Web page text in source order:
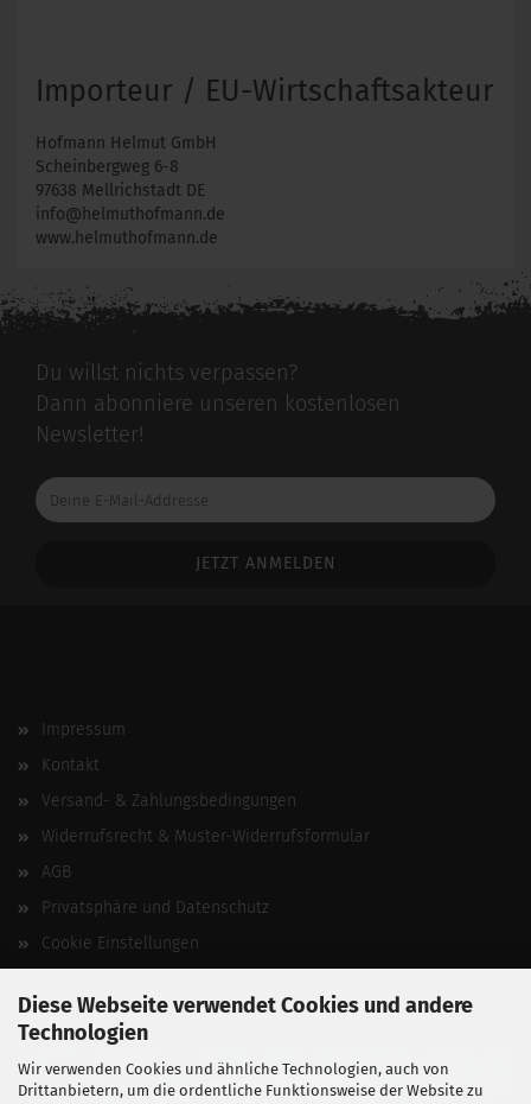
Diese Webseite verwendet Cookies und andere
Technologien
Wir verwenden Cookies und ähnliche Technologien, auch von
Drittanbietern, um die ordentliche Funktionsweise der Website zu
Importeur / EU-Wirtschaftsakteur
Hofmann Helmut GmbH
Scheinbergweg 6-8
97638 Mellrichstadt DE
info@helmuthofmann.de
www.helmuthofmann.de
Du willst nichts verpassen?
Dann abonniere unseren kostenlosen
Newsletter!
Deine
E-
Impressum
Kontakt
Versand- & Zahlungsbedingungen
Widerrufsrecht & Muster-Widerrufsformular
AGB
Privatsphäre und Datenschutz
Cookie Einstellungen
Vertrag widerrufen